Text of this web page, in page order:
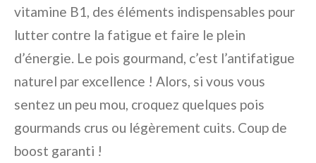
vitamine B1, des éléments indispensables pour
lutter contre la fatigue et faire le plein
d’énergie. Le pois gourmand, c’est l’antifatigue
naturel par excellence ! Alors, si vous vous
sentez un peu mou, croquez quelques pois
gourmands crus ou légèrement cuits. Coup de
boost garanti !